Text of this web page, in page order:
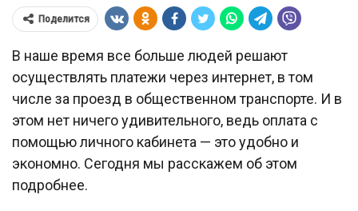
Поделится
В наше время все больше людей решают
осуществлять платежи через интернет, в том
числе за проезд в общественном транспорте. И в
этом нет ничего удивительного, ведь оплата с
помощью личного кабинета — это удобно и
экономно. Сегодня мы расскажем об этом
подробнее.